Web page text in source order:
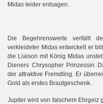
Midas leider entsagen.
Die Begehrenswerte verfällt
verkleideter Midas entwickelt er
die Liaison mit König Midas
Dieners Chrysopher Prinzessin
der attraktive Fremdling. Er
Gold als erstes Brautgeschenk.
Jupiter wird von falschem Ehrgeiz